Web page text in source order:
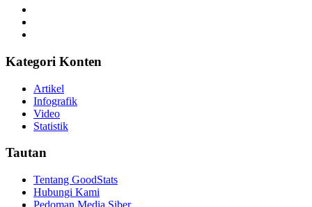
Kategori Konten
Artikel
Infografik
Video
Statistik
Tautan
Tentang GoodStats
Hubungi Kami
Pedoman Media Siber